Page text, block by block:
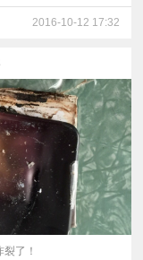
2016-10-12 17:32
了！